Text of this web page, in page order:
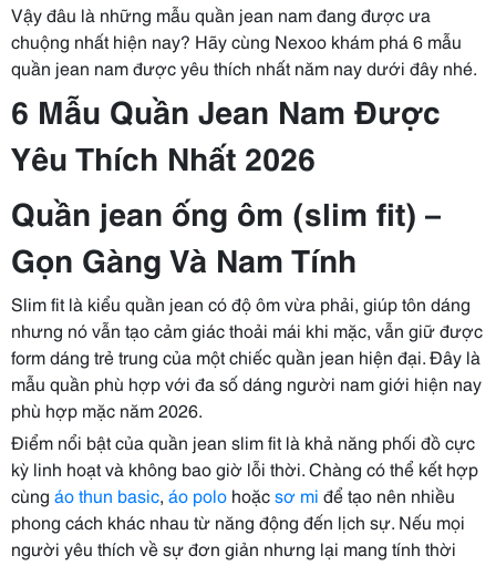
Vậy đâu là những mẫu quần jean nam đang được ưa
chuộng nhất hiện nay? Hãy cùng Nexoo khám phá 6 mẫu
quần jean nam được yêu thích nhất năm nay dưới đây nhé.
6 Mẫu Quần Jean Nam Được
Yêu Thích Nhất 2026
Quần jean ống ôm (slim fit) –
Gọn Gàng Và Nam Tính
Slim fit là kiểu quần jean có độ ôm vừa phải, giúp tôn dáng
nhưng nó vẫn tạo cảm giác thoải mái khi mặc, vẫn giữ được
form dáng trẻ trung của một chiếc quần jean hiện đại. Đây là
mẫu quần phù hợp với đa số dáng người nam giới hiện nay
phù hợp mặc năm 2026.
Điểm nổi bật của quần jean slim fit là khả năng phối đồ cực
kỳ linh hoạt và không bao giờ lỗi thời. Chàng có thể kết hợp
cùng áo thun basic, áo polo hoặcsơ mi để tạo nên nhiều
phong cách khác nhau từ năng động đến lịch sự. Nếu mọi
người yêu thích về sự đơn giản nhưng lại mang tính thời